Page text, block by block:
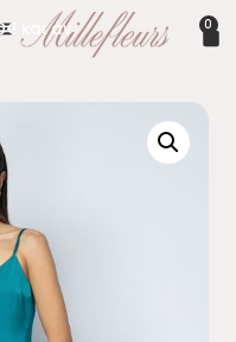
και άνω 0